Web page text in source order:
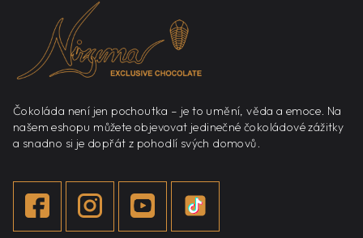
Čokoláda není jen pochoutka – je to umění, věda a emoce. Na
našem eshopu můžete objevovat jedinečné čokoládové zážitky
a snadno si je dopřát z pohodlí svých domovů.